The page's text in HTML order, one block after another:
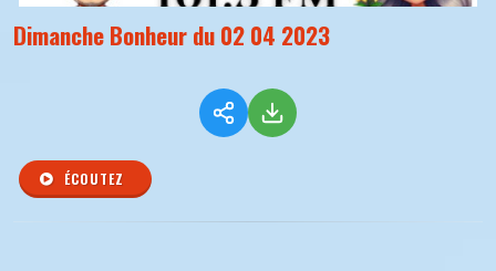
Dimanche Bonheur du 02 04 2023
ÉCOUTEZ